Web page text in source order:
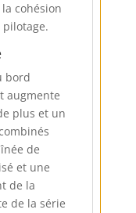
cohésion
pilotage.
bord
augmente
plus et un
de
et une
de la
de la série